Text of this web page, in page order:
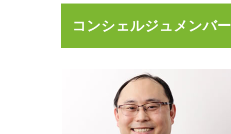
相続税 不動産
事業承継 株価を下げる
事業承継 引継ぎ補助金
コンシェルジュメンバー